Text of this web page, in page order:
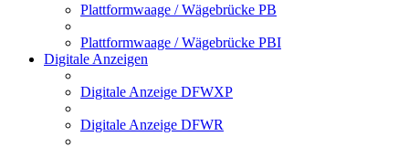
Plattformwaage / Wägebrücke PB
Plattformwaage / Wägebrücke PBI
Digitale Anzeigen
Digitale Anzeige DFWXP
Digitale Anzeige DFWR